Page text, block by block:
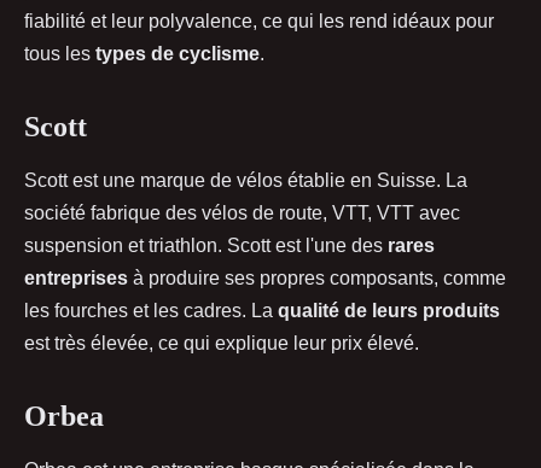
fiabilité et leur polyvalence, ce qui les rend idéaux pour
tous les types de cyclisme.
Scott
Scott est une marque de vélos établie en Suisse. La
société fabrique des vélos de route, VTT, VTT avec
suspension et triathlon. Scott est l'une des rares
entreprises à produire ses propres composants, comme
les fourches et les cadres. La qualité de leurs produits
est très élevée, ce qui explique leur prix élevé.
Orbea